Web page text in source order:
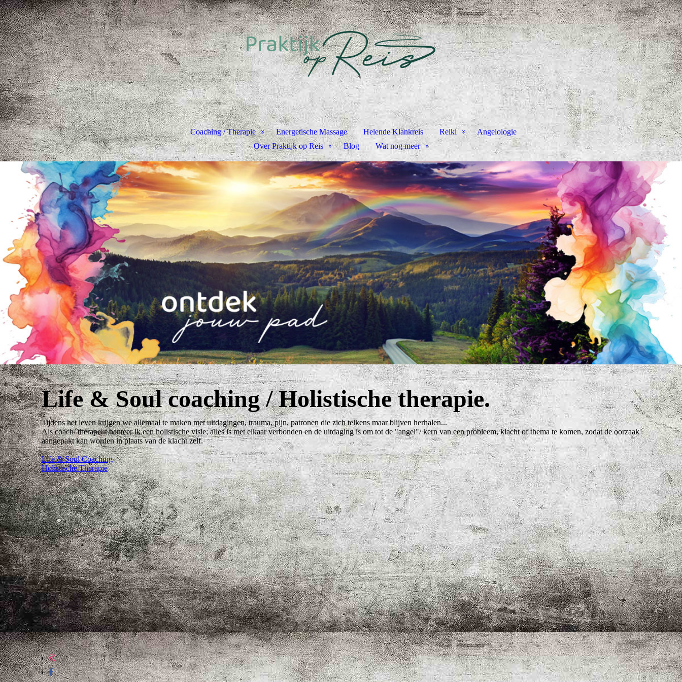
Coaching / Therapie Energetische Massage Helende Klankreis Reiki
Angelologie
Over Praktijk op Reis
Blog Wat nog meer
Life & Soul coaching / Holistische therapie.
Tijdens het leven krijgen we allemaal te maken met uitdagingen, trauma, pijn, patronen die zich telkens maar blijven herhalen...
Als coach/ therapeut hanteer ik een holistische visie; alles is met elkaar verbonden en de uitdaging is om tot de "angel"/ kern van een probleem, klacht of thema te komen, zodat de oorzaak
aangepakt kan worden in plaats van de klacht zelf.
Life & Soul Coaching
Holistische Therapie